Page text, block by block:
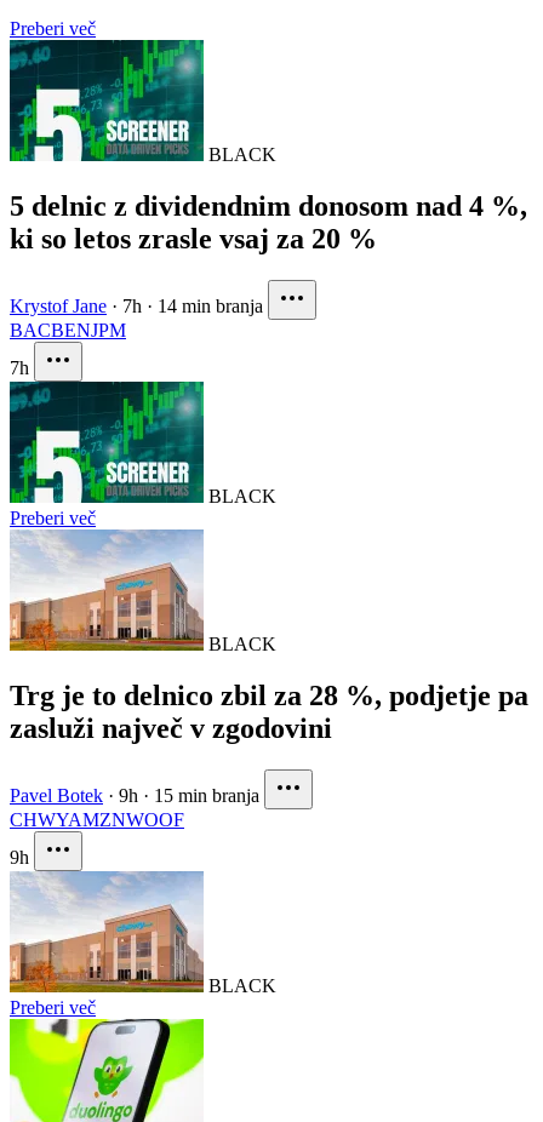
Preberi več
BLACK
5 delnic z dividendnim donosom nad 4 %,
ki so letos zrasle vsaj za 20 %
Krystof Jane · 7h · 14 min branja
BACBENJPM
7h
BLACK
Preberi več
BLACK
Trg je to delnico zbil za 28 %, podjetje pa
zasluži največ v zgodovini
Pavel Botek · 9h · 15 min branja
CHWYAMZNWOOF
9h
BLACK
Preberi več